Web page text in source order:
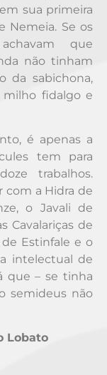
sua primeira
Nemeia. Se os
que
não tinham
da sabichona,
fidalgo e
é apenas a
tem para
trabalhos.
com a Hidra de
o Javali de
Cavalariças de
Estinfale e o
intelectual de
que – se tinha
semideus não
Lobato